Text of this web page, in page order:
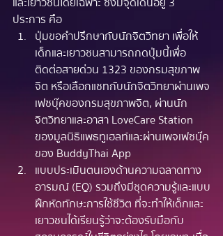
ประการ คือ
ปุ่มขอคำปรึกษากับนักจิตวิทยา เพื่อให้
เด็กและเยาวชนสามารถกดปุ่มนี้เพื่อ
ติดต่อสายด่วน 1323 ของกรมสุขภาพ
จิต หรือเลือกแชทกับนักจิตวิทยาผ่านเพจ
เฟซบุ๊คของกรมสุขภาพจิต, ผ่านนัก
จิตวิทยาและอาสา LoveCare Station
ของมูลนิธิแพธทูเฮลท์และผ่านเพจเฟซบุ๊ค
ของ BuddyThai App
แบบประเมินตนเองด้านความฉลาดทาง
อารมณ์ (EQ) รวมถึงมีชุดความรู้และแบบ
ฝึกหัดทักษะการใช้ชีวิต ที่จะทำให้เด็กและ
เยาวชนได้เรียนรู้ว่าจะต้องรับมือกับ